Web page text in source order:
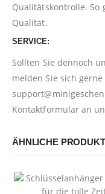
Qualitätskontrolle.
Qualität.
SERVICE:
Sollten Sie dennoch
melden Sie sich
Kontaktformular an
ÄHNLICHE